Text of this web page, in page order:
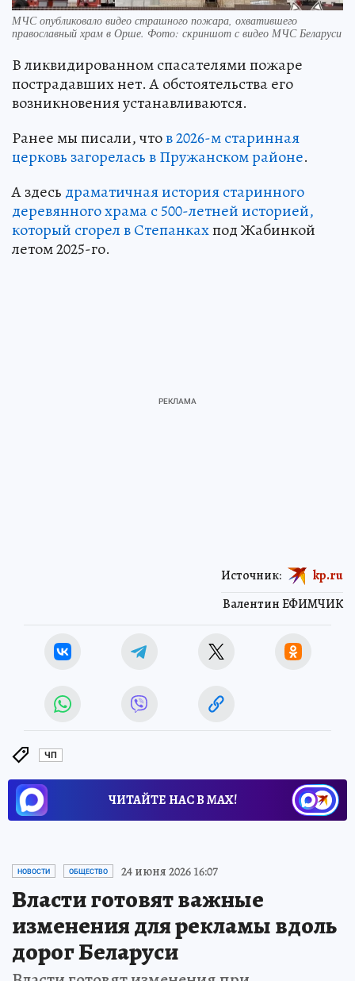
МЧС опубликовало видео страшного пожара, охватившего
православный храм в Орше. Фото: скриншот с видео МЧС Беларуси
В ликвидированном спасателями пожаре
пострадавших нет. А обстоятельства его
возникновения устанавливаются.
Ранее мы писали, чтов 2026-м старинная
церковь загорелась в Пружанском районе.
А здесь драматичная история старинного
деревянного храма с 500-летней историей,
который сгорел в Степанкахпод Жабинкой
летом 2025-го.
Валентин ЕФИМЧИК
Источник: kp.ru
ЧП
ЧИТАЙТЕ НАС В МАХ!
НОВОСТИ ОБЩЕСТВО 24 июня 2026 16:07
Власти готовят важные
изменения для рекламы вдоль
дорог Беларуси